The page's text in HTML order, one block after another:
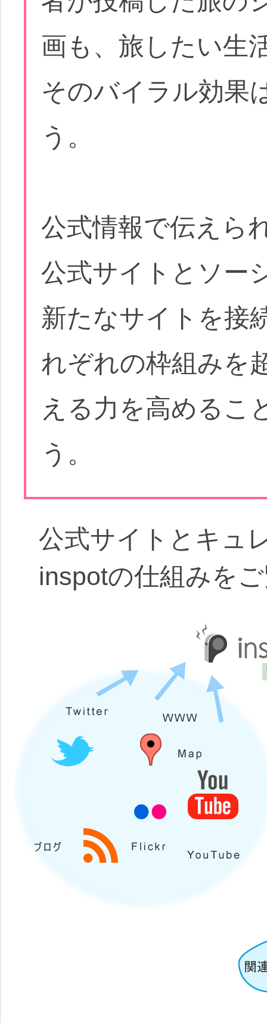
画も、旅したい生
そのバイラル効果
う。
公式情報で伝えら
公式サイトとソー
新たなサイトを接
れぞれの枠組みを
える力を高めるこ
う。
公式サイトとキュ
inspotの仕組みを